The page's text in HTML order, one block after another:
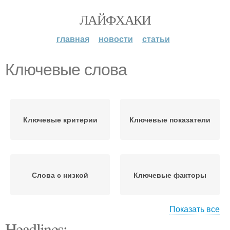
ЛАЙФХАКИ
главная новости статьи
Ключевые слова
Ключевые критерии Ключевые показатели
Слова с низкой Ключевые факторы
Показать все